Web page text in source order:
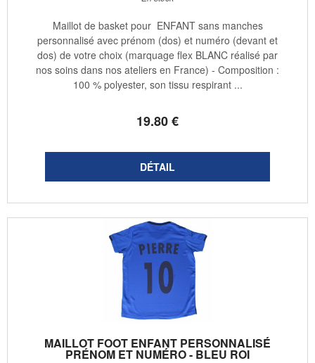
19.80€
Maillot de basket pour ENFANT sans manches
personnalisé avec prénom (dos) et numéro (devant et
dos) de votre choix (marquage flex BLANC réalisé par
nos soins dans nos ateliers en France) - Composition :
100 % polyester, son tissu respirant ...
MAILLOT FOOT ENFANT PERSONNALISÉ
PRÉNOM ET NUMÉRO - BLEU ROI